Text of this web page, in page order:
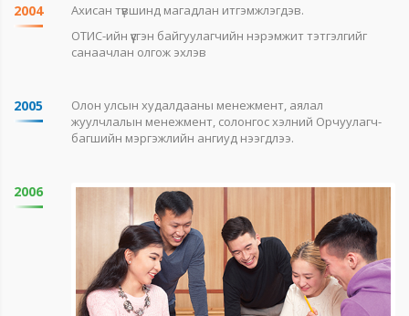
2004
Ахисан түвшинд магадлан итгэмжлэгдэв.
ОТИС-ийн үүсгэн байгуулагчийн нэрэмжит тэтгэлгийг
санаачлан олгож эхлэв
2005
Олон улсын худалдааны менежмент, аялал
жуулчлалын менежмент, солонгос хэлний Орчуулагч-
багшийн мэргэжлийн ангиуд нээгдлээ.
2006